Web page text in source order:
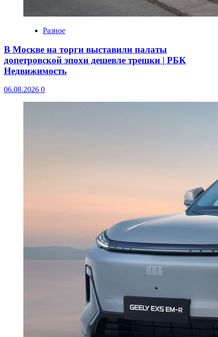
Разное
В Москве на торги выставили палаты
допетровской эпохи дешевле трешки | РБК
Недвижимость
06.08.2026 0